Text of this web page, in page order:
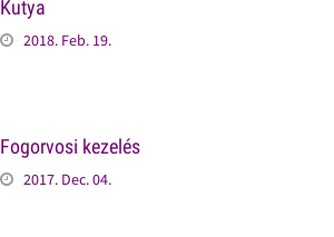
Kutya
2018. Feb. 19.
Fogorvosi kezelés
2017. Dec. 04.